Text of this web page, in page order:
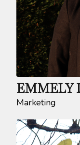
EMMELY
Marketing